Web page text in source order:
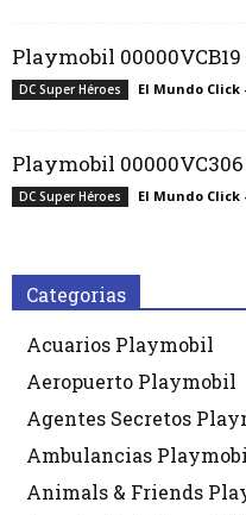
Playmobil
DC Super Héroes El Mundo Click
Playmobil
DC Super Héroes El Mundo Click
Categorias
Acuarios Playmobil
Aeropuerto Playmobil
Agentes Secretos
Ambulancias
Animals & Friends